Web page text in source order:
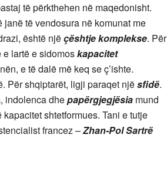
të përkthehen në maqedonisht.
janë të vendosura në komunat me
është njëçështje komplekse. Për
lartë e sidomoskapacitet
e të dalë më keq se ç’ishte.
Për shqiptarët, ligji paraqet njësfidë.
indolenca dhepapërgjegjësia mund
shtetformues. Tani e tutje
francez –Zhan-Pol Sartrë